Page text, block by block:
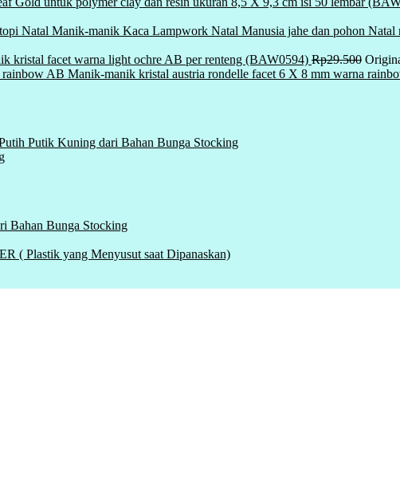
Manik-manik Kaca Lampwork Natal Manusia jahe dan pohon
kristal facet warna light ochre AB per renteng (BAW0594) Rp29.500
Manik-manik kristal austria rondelle facet 6 X 8 mm warna
Putik Kuning dari Bahan Bunga Stocking
Bahan Bunga Stocking
Plastik yang Menyusut saat Dipanaskan)